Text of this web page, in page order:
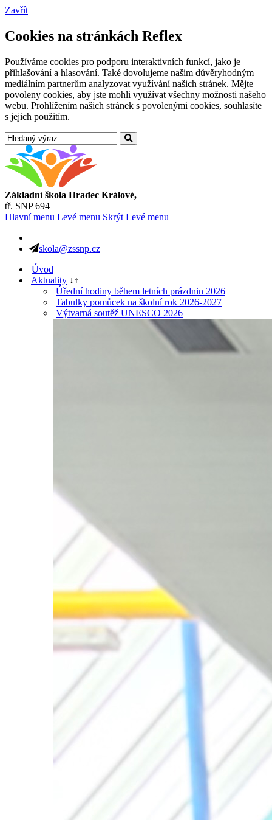
Zavřít
Cookies na stránkách Reflex
Používáme cookies pro podporu interaktivních funkcí, jako je
přihlašování a hlasování. Také dovolujeme našim důvěryhodným
mediálním partnerům analyzovat využívání našich stránek. Mějte
povoleny cookies, aby jste mohli využívat všechny možnosti našeho
webu. Prohlížením našich stránek s povolenými cookies, souhlasíte
s jejich použitím.
Základní škola Hradec Králové,
tř. SNP 694
Hlavní menu Levé menu Skrýt Levé menu
skola@zssnp.cz
Úvod
Aktuality ↓ ↑
Úřední hodiny během letních prázdnin 2026
Tabulky pomůcek na školní rok 2026-2027
Výtvarná soutěž UNESCO 2026